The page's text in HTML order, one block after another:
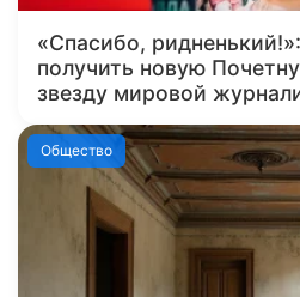
«Спасибо,
получить новую
звезду мировой
Общество